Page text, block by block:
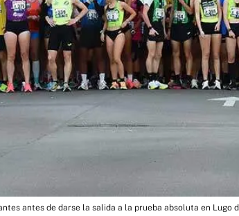
antes de darse la salida a la prueba absoluta en Lugo